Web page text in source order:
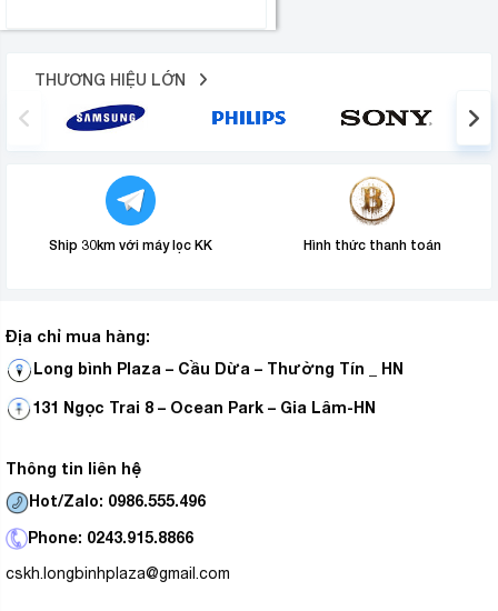
THƯƠNG HIỆU LỚN
Ship 30km với máy lọc KK Hình thức thanh toán
Địa chỉ mua hàng:
Long bình Plaza – Cầu Dừa – Thường Tín _ HN
131 Ngọc Trai 8 – Ocean Park – Gia Lâm-HN
Thông tin liên hệ
Hot/Zalo: 0986.555.496
Phone: 0243.915.8866
cskh.longbinhplaza@gmail.com